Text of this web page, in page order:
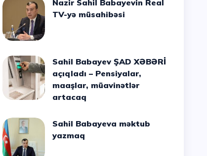
Nazir Sahil Babayevin Real
TV-yə müsahibəsi
Sahil Babayev ŞAD XƏBƏRİ
açıqladı – Pensiyalar,
maaşlar, müavinətlər
artacaq
Sahil Babayeva məktub
yazmaq